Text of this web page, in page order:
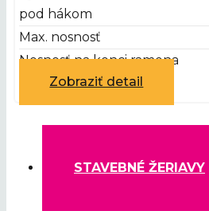
pod hákom
Max. nosnosť
Nosnosť na konci ramena
Zobraziť detail
STAVEBNÉ ŽERIAVY